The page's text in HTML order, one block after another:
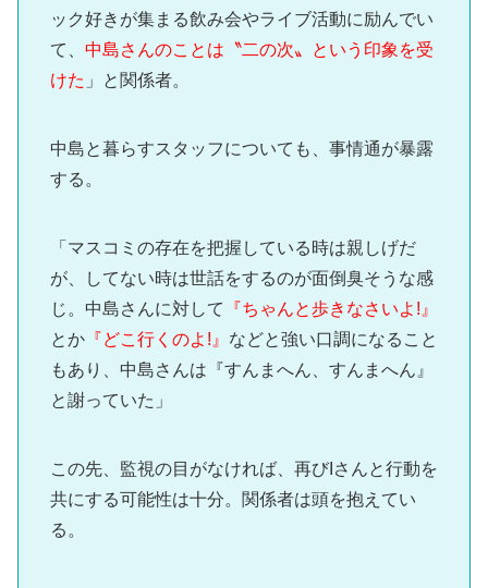
ック好きが集まる飲み会やライブ活動に励んでい
て、 中島さんのことは〝二の次〟という印象を受
けた 」と関係者。
中島と暮らすスタッフについても、事情通が暴露
する。
「マスコミの存在を把握している時は親しげだ
が、してない時は世話をするのが面倒臭そうな感
じ。中島さんに対して
『ちゃんと歩きなさいよ!』
とか『どこ行くのよ!』 などと強い口調になること
もあり、中島さんは『すんまへん、すんまへん』
と謝っていた」
この先、監視の目がなければ、再びIさんと行動を
共にする可能性は十分。関係者は頭を抱えてい
る。